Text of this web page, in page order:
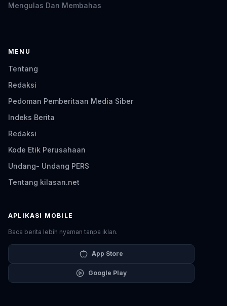
Mengulas Dan Membahas
MENU
Tentang
Redaksi
Pedoman Pemberitaan Media Siber
Indeks Berita
Redaksi
Kode Etik Perusahaan
Undang- Undang PERS
Tentang kilasan.net
APLIKASI MOBILE
Baca berita lebih nyaman tanpa iklan.
App Store
Google Play